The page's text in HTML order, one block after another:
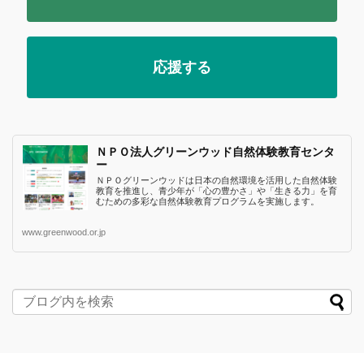
応援する
ＮＰＯ法人グリーンウッド自然体験教育センタ
ー
ＮＰＯグリーンウッドは日本の自然環境を活用した自然体験
教育を推進し、青少年が「心の豊かさ」や「生きる力」を育
むための多彩な自然体験教育プログラムを実施します。
www.greenwood.or.jp